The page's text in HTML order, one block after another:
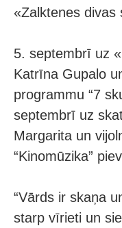
«Zalktenes divas
5. septembrī uz
Katrīna Gupalo
programmu “7
septembrī uz
Margarita un
“Kinomūzika”
“Vārds ir skaņa
starp vīrieti un